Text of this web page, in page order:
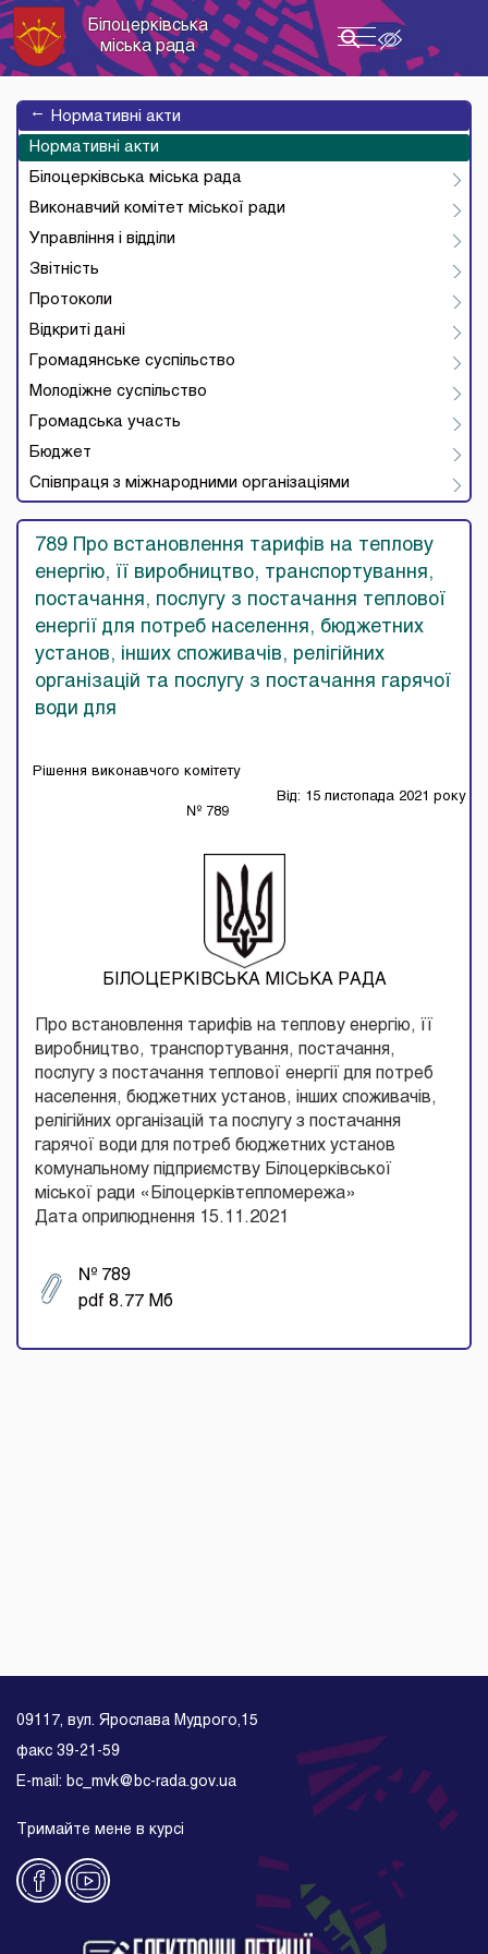
Toggle
navigation
Білоцерківська
міська рада
→
Нормативні акти
Нормативні акти
Білоцерківська міська рада
Виконавчий комітет міської ради
Управління і відділи
Звітність
Протоколи
Відкриті дані
Громадянське суспільство
Молодіжне суспільство
Громадська участь
Бюджет
Співпраця з міжнародними організаціями
789 Про встановлення тарифів на теплову
енергію, її виробництво, транспортування,
постачання, послугу з постачання теплової
енергії для потреб населення, бюджетних
установ, інших споживачів, релігійних
організацій та послугу з постачання гарячої
води для
Рішення виконавчого комітету
№ 789
Від: 15 листопада 2021 року
БІЛОЦЕРКІВСЬКА МІСЬКА РАДА
Про встановлення тарифів на теплову енергію, її
виробництво, транспортування, постачання,
послугу з постачання теплової енергії для потреб
населення, бюджетних установ, інших споживачів,
релігійних організацій та послугу з постачання
гарячої води для потреб бюджетних установ
комунальному підприємству Білоцерківської
міської ради «Білоцерківтепломережа»
Дата оприлюднення 15.11.2021
№ 789
pdf 8.77 Мб
09117, вул. Ярослава Мудрого,15
факс 39-21-59
E-mail: bc_mvk@bc-rada.gov.ua
Тримайте мене в курсі